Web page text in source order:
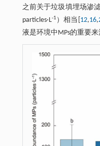
之前关于垃圾填埋场渗
particles·L-1 ）相当[ 12,16,
液是环境中MPs的重要来